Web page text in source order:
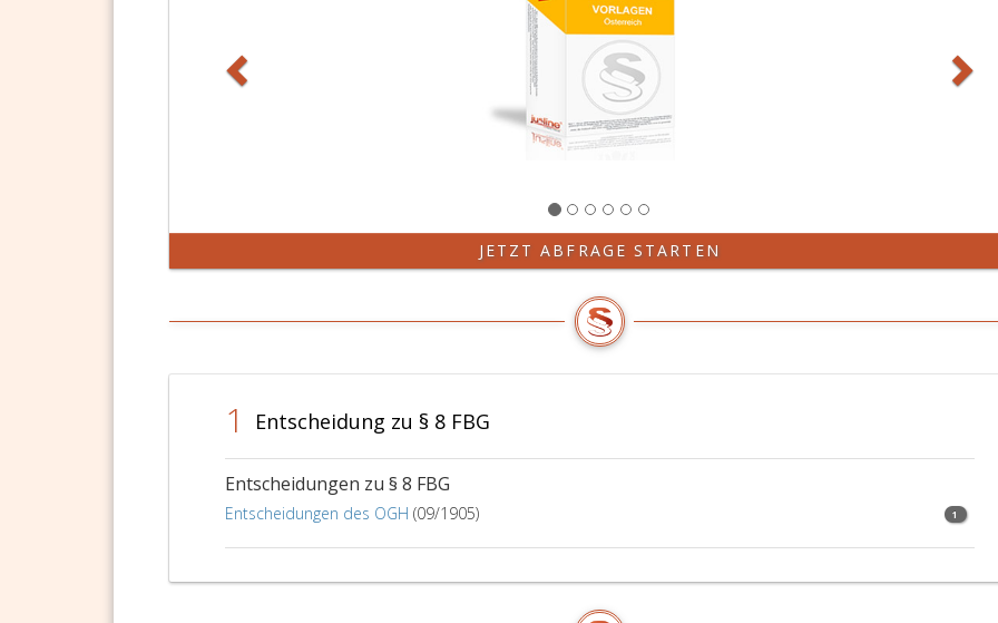
JETZT ABFRAGE STARTEN
1 Entscheidung zu § 8 FBG
Entscheidungen zu § 8 FBG
Entscheidungen des OGH (09/1905) 1